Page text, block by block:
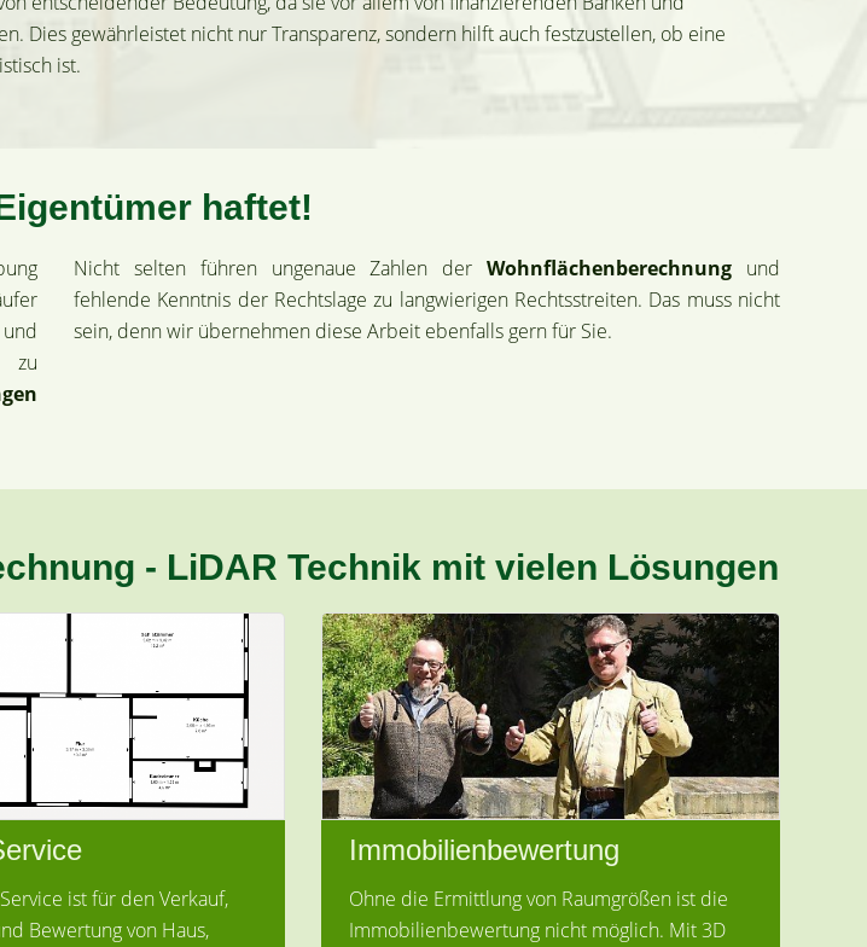
Dies gewährleistet nicht nur Transparenz, sondern hilft auch festzustellen, ob eine
ist.
haftet!
zu
Nicht selten führen ungenaue Zahlen derWohnflächenberechnung und
fehlende Kenntnis der Rechtslage zu langwierigen Rechtsstreiten. Das muss nicht
sein, denn wir übernehmen diese Arbeit ebenfalls gern für Sie.
- LiDAR Technik mit vielen Lösungen
ist für den Verkauf,
Bewertung von Haus,
Immobilienbewertung
Ohne die Ermittlung von Raumgrößen ist die
Immobilienbewertung nicht möglich. Mit 3D